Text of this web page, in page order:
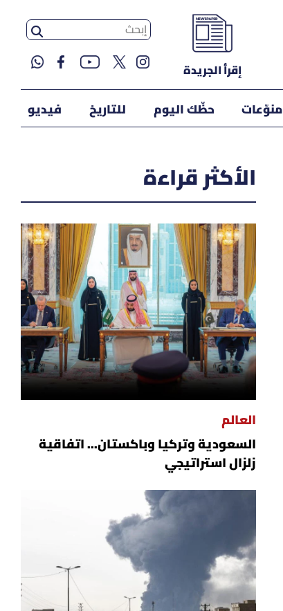
إقرأ الجريدة
منوّعات حظّك اليوم للتاريخ فيديو
الأكثر قراءة
العالم
السعودية وتركيا وباكستان... اتفاقية
زلزال استراتيجي